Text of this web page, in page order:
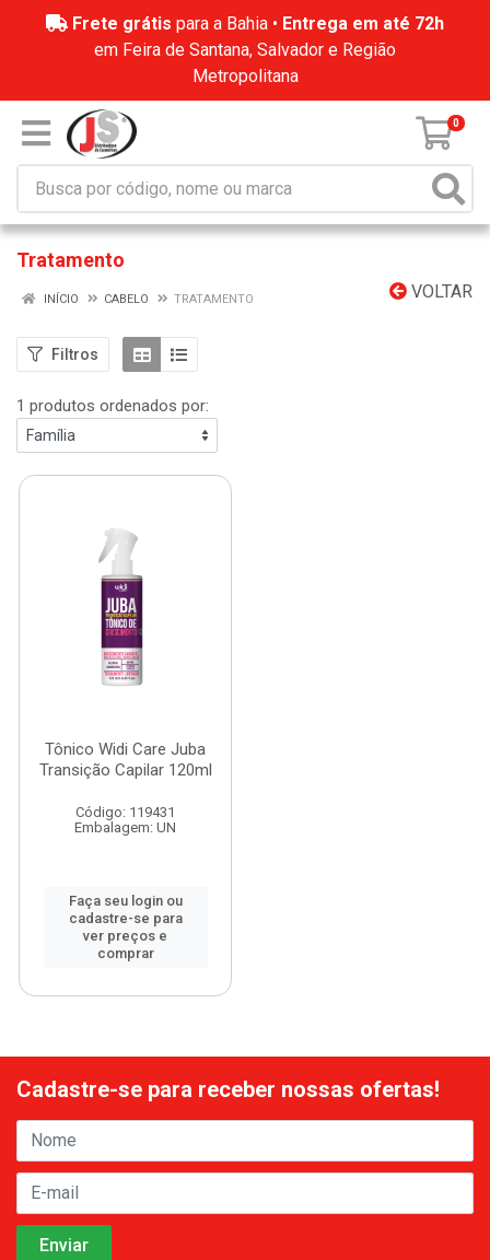
Frete grátis para a Bahia • Entrega em até 72h
em Feira de Santana, Salvador e Região
Metropolitana
0
Tratamento
VOLTAR
INÍCIO CABELO TRATAMENTO
Filtros
1 produtos ordenados por:
Tônico Widi Care Juba
Transição Capilar 120ml
Código: 119431
Embalagem: UN
Faça seu login ou
cadastre-se para
ver preços e
comprar
Cadastre-se para receber nossas ofertas!